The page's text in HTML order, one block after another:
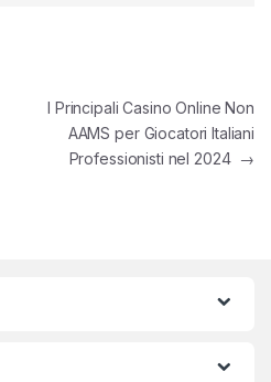
I Principali Casino Online Non
AAMS per Giocatori Italiani
Professionisti nel 2024 →